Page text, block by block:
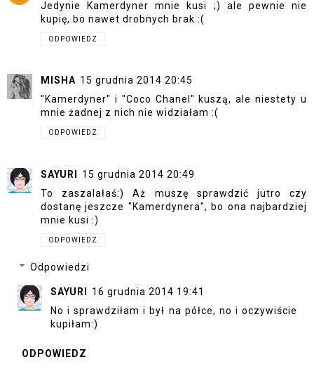
Jedynie Kamerdyner mnie kusi ;) ale pewnie nie
kupię, bo nawet drobnych brak :(
ODPOWIEDZ
MISHA 15 grudnia 2014 20:45
"Kamerdyner" i "Coco Chanel" kuszą, ale niestety u
mnie żadnej z nich nie widziałam :(
ODPOWIEDZ
SAYURI
15 grudnia 2014 20:49
To zaszalałaś:) Aż muszę sprawdzić jutro czy
dostanę jeszcze "Kamerdynera", bo ona najbardziej
mnie kusi :)
ODPOWIEDZ
Odpowiedzi
SAYURI
16 grudnia 2014 19:41
No i sprawdziłam i był na półce, no i oczywiście
kupiłam:)
ODPOWIEDZ